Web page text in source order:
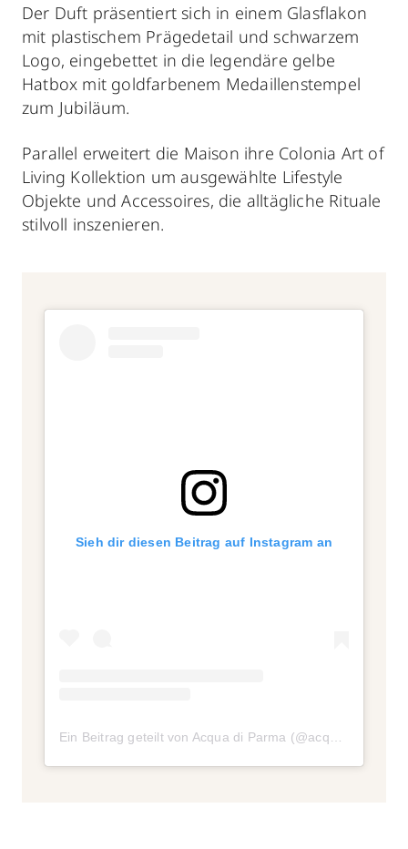
Der Duft präsentiert sich in einem Glasflakon
mit plastischem Prägedetail und schwarzem
Logo, eingebettet in die legendäre gelbe
Hatbox mit goldfarbenem Medaillenstempel
zum Jubiläum.
Parallel erweitert die Maison ihre Colonia Art of
Living Kollektion um ausgewählte Lifestyle
Objekte und Accessoires, die alltägliche Rituale
stilvoll inszenieren.
Sieh dir diesen Beitrag auf Instagram an
Ein Beitrag geteilt von Acqua di Parma (@acquadiparma)